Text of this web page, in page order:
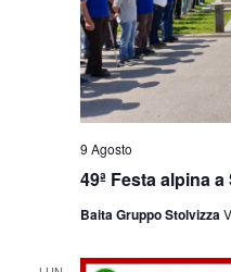
49ª Festa alpina
9 Agosto
Baita Gruppo Stolvizza